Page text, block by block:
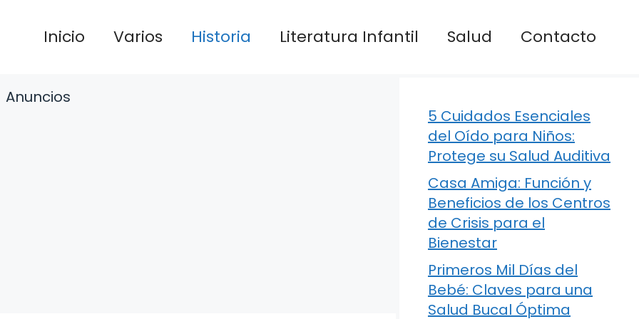
Inicio Varios Historia Literatura Infantil Salud Contacto
Anuncios
5 Cuidados Esenciales
del Oído para Niños:
Protege su Salud Auditiva
Casa Amiga: Función y
Beneficios de los Centros
de Crisis para el
Bienestar
Primeros Mil Días del
Bebé: Claves para una
Salud Bucal Óptima